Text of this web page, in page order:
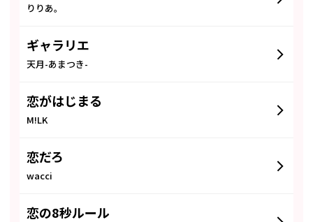
りりあ。
ギャラリエ
天月-あまつき-
恋がはじまる
M!LK
恋だろ
wacci
恋の8秒ルール